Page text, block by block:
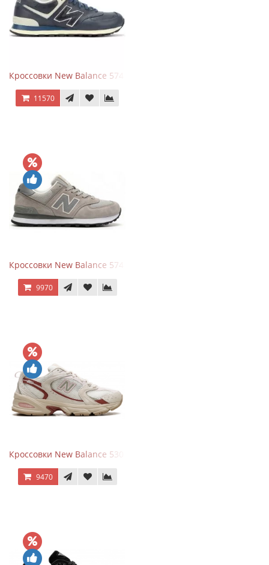
Кроссовки New Balance 574 Classic Blue White Leather
11570
Кроссовки New Balance 574 Silver Summer Fog
9970
Кроссовки New Balance 530 Festival Pack Clay
9470